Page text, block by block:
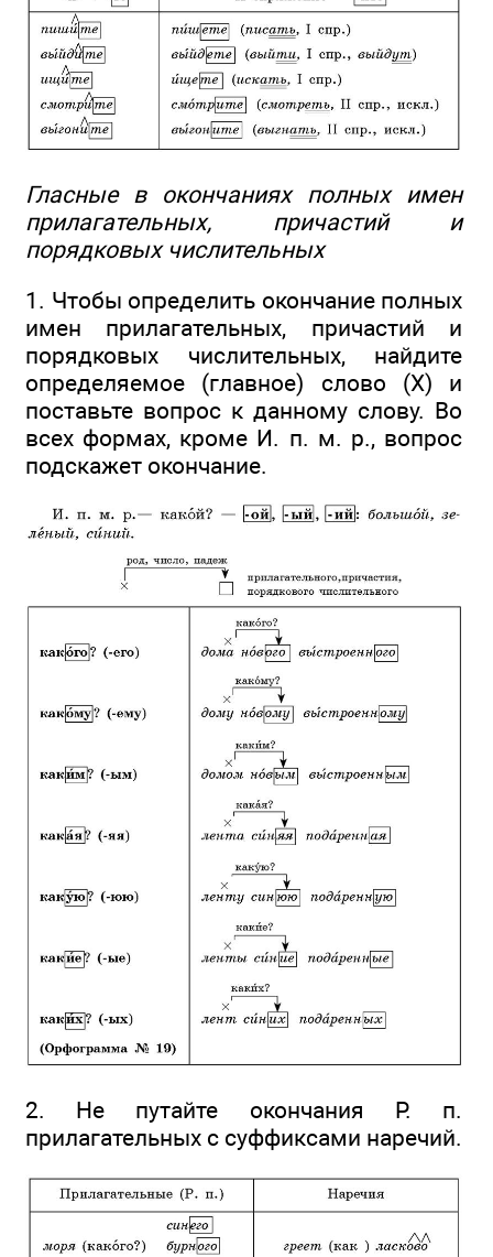
Гласные в окончаниях полных имен
прилагательных, причастий и
порядковых числительных
1. Чтобы определить окончание полных
имен прилагательных, причастий и
порядковых числительных, найдите
определяемое (главное) слово (X) и
поставьте вопрос к данному слову. Во
всех формах, кроме И. п. м. р., вопрос
подскажет окончание.
2. Не путайте окончания Р. п.
прилагательных с суффиксами наречий.